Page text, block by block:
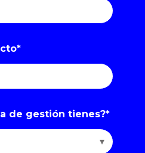
*
de gestión tienes?*